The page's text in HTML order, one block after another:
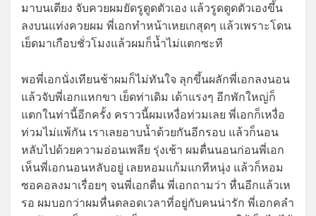
มาบนเตียง จับควยผมยัดรูตูดตัวเอง แล้วรูดตูดตัวเองขึ้น
ลงบนแท่งควยผม พี่เอกทำหน้าเหยเกสุดๆ แล้วเพราะโดน
เย็ดมาเกือบชั่วโมงแล้วผมก็น้ำไม่แตกซะที
พอพี่เอกนั่งเทียนช้าผมก็ไม่ทันใจ ลุกขึ้นผลักพี่เอกลงนอน
แล้วจับพี่เอกแหกขา เย็ดท่าเดิม เด้าแรงๆ อีกพักใหญ่ก็
แตกในท่านี้อีกครั้ง คราวนี้ผมเหงื่อท่วมเลย พี่เอกก็เหงื่อ
ท่วมไม่แพ้กัน เราเลยอาบน้ำด้วยกันอีกรอบ แล้วก็นอน
หลับไปด้วยความอ่อนเพลีย รุ่งเช้า ผมตื่นนอนก่อนพี่เอก
เห็นพี่เอกนอนหลับอยู่ เลยหอมแก้มแกทีหนุ่ง แล้วก็หอม
ซอคอลงมาเรื่อยๆ จนพี่เอกตื่น พี่เอกถามว่า หื่นอีกแล้วเห
รอ ผมบอกว่าผมหื่นตลอดเวลาที่อยู่กับคนน่ารัก พี่เอกคลำ